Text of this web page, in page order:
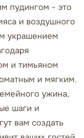
пудингом - это
и воздушного
украшением
и тимьяном
и мягким.
ужина,
шаги и
вам создать